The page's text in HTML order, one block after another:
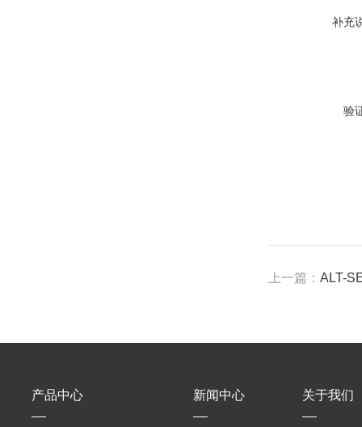
补充
验
上一篇：ALT-
产品中心 新闻中心 关于我们